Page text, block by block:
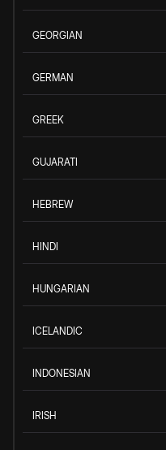
GEORGIAN
GERMAN
GREEK
GUJARATI
HEBREW
HINDI
HUNGARIAN
ICELANDIC
INDONESIAN
IRISH